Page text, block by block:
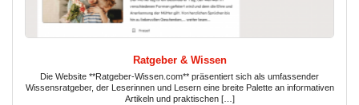
Ratgeber & Wissen
Die Website **Ratgeber-Wissen.com** präsentiert sich als umfassender
Wissensratgeber, der Leserinnen und Lesern eine breite Palette an informativen
Artikeln und praktischen […]